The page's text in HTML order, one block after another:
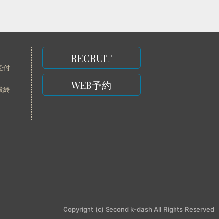
付
終
RECRUIT
WEB予約
Copyright (c) Second k-dash All Rights Reserved